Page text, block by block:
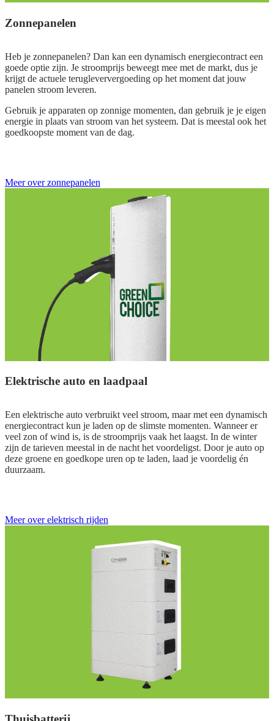
Zonnepanelen
Heb je zonnepanelen? Dan kan een dynamisch energiecontract een
goede optie zijn. Je stroomprijs beweegt mee met de markt, dus je
krijgt de actuele terugleververgoeding op het moment dat jouw
panelen stroom leveren.
Gebruik je apparaten op zonnige momenten, dan gebruik je je eigen
energie in plaats van stroom van het systeem. Dat is meestal ook het
goedkoopste moment van de dag.
Meer over zonnepanelen
Elektrische auto en laadpaal
Een elektrische auto verbruikt veel stroom, maar met een dynamisch
energiecontract kun je laden op de slimste momenten. Wanneer er
veel zon of wind is, is de stroomprijs vaak het laagst. In de winter
zijn de tarieven meestal in de nacht het voordeligst. Door je auto op
deze groene en goedkope uren op te laden, laad je voordelig én
duurzaam.
Meer over elektrisch rijden